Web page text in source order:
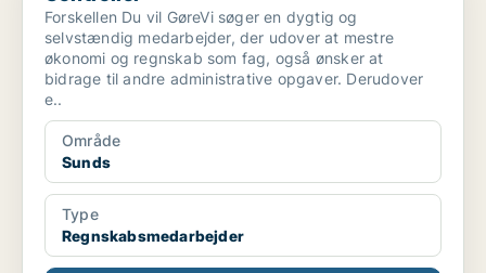
Forskellen Du vil GøreVi søger en dygtig og
selvstændig medarbejder, der udover at mestre
økonomi og regnskab som fag, også ønsker at
bidrage til andre administrative opgaver. Derudover
e..
Område
Sunds
Type
Regnskabsmedarbejder